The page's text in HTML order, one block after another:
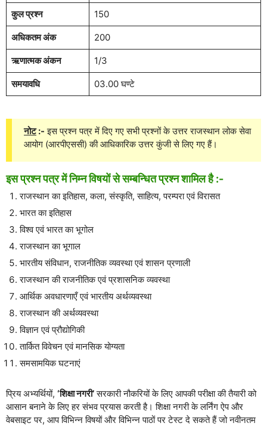
कुल प्रश्न 150
अधिकतम अंक 200
ऋणात्मक अंकन 1/3
समयावधि 03.00 घण्टे
नोट:- इस प्रश्न पत्र में दिए गए सभी प्रश्नों के उत्तर राजस्थान लोक सेवा
आयोग (आरपीएससी) की आधिकारिक उत्तर कुंजी से लिए गए हैं।
इस प्रश्न पत्र में निम्न विषयों से सम्बन्धित प्रश्न शामिल है :-
राजस्थान का इतिहास, कला, संस्कृति, साहित्य, परम्परा एवं विरासत
भारत का इतिहास
विश्व एवं भारत का भूगोल
राजस्थान का भूगाल
भारतीय संविधान, राजनीतिक व्यवस्था एवं शासन प्रणाली
राजस्थान की राजनीतिक एवं प्रशासनिक व्यवस्था
आर्थिक अवधारणाएँ एवं भारतीय अर्थव्यवस्था
राजस्थान की अर्थव्यवस्था
विज्ञान एवं प्रौद्योगिकी
तार्कित विवेचन एवं मानसिक योग्यता
समसामयिक घटनाएं
प्रिय अभ्यर्थियों, ‘शिक्षा नगरी’सरकारी नौकरियों के लिए आपकी परीक्षा की तैयारी को
आसान बनाने के लिए हर संभव प्रयास करती है। शिक्षा नगरी के लर्निंग ऐप और
वेबसाइट पर, आप विभिन्न विषयों और विभिन्न पाठों पर टेस्ट दे सकते हैं जो नवीनतम